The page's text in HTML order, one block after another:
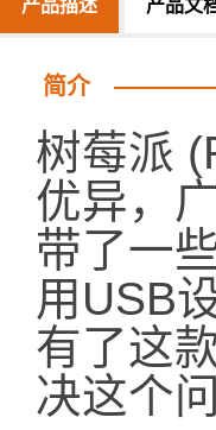
产品描述 产品文
简介
树莓派
优异，
带了一
用USB
有了这
决这个问